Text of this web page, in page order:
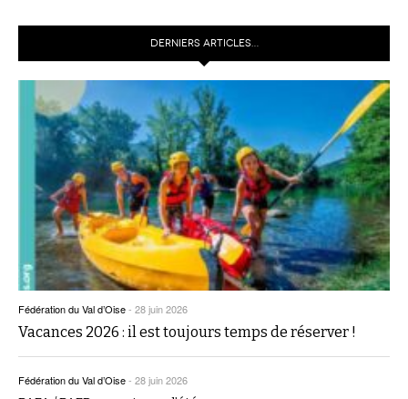
DERNIERS ARTICLES…
Fédération du Val d’Oise- 28 juin 2026
Vacances 2026 : il est toujours temps de réserver !
Fédération du Val d’Oise- 28 juin 2026